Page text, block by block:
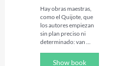
Hay obras maestras,
como el Quijote, que
los autores empiezan
sin plan preciso ni
determinado: van
necesidad virtud,
Show book